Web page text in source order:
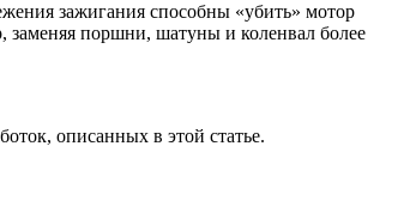
зажигания способны «убить» мотор
заменяя поршни, шатуны и коленвал более
описанных в этой статье.